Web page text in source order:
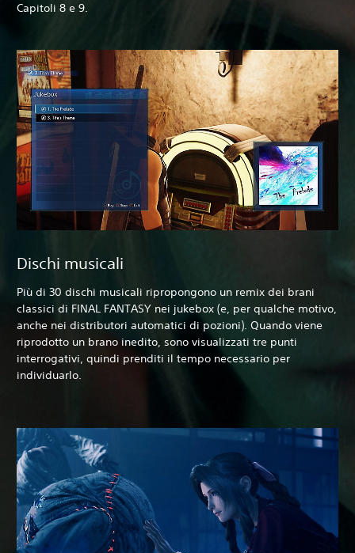
Capitoli 8 e 9.
Dischi musicali
Più di 30 dischi musicali ripropongono un remix dei brani
classici di FINAL FANTASY nei jukebox (e, per qualche motivo,
anche nei distributori automatici di pozioni). Quando viene
riprodotto un brano inedito, sono visualizzati tre punti
interrogativi, quindi prenditi il tempo necessario per
individuarlo.